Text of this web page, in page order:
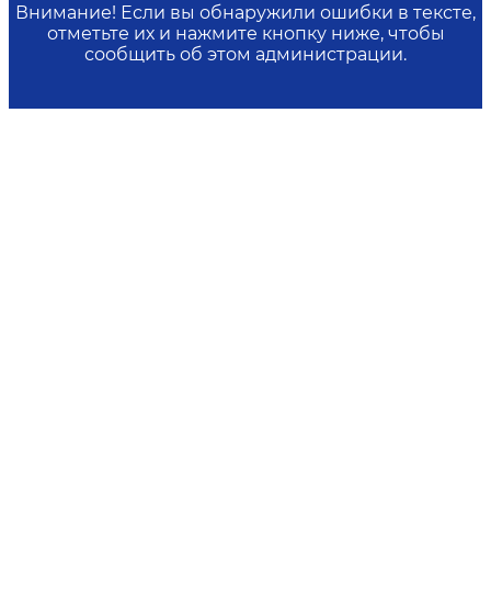
Внимание! Если вы обнаружили ошибки в тексте,
отметьте их и нажмите кнопку ниже, чтобы
сообщить об этом администрации.